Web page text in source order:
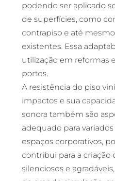
podendo ser aplicado
de superfícies, como
contrapiso e até
existentes. Essa
utilização em reformas
portes.
A resistência do piso
impactos e sua
sonora também são
adequado para
espaços corporativos,
contribui para a criação
silenciosos e